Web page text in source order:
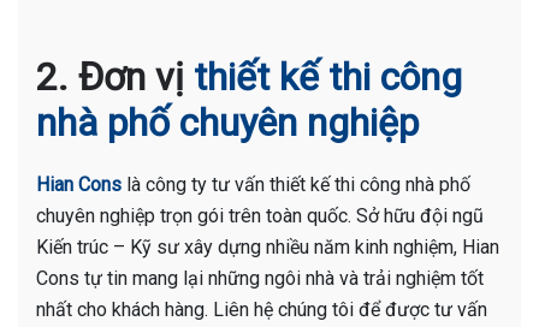
2. Đơn vị thiết kế thi công
nhà phố chuyên nghiệp
Hian Cons là công ty tư vấn thiết kế thi công nhà phố
chuyên nghiệp trọn gói trên toàn quốc. Sở hữu đội ngũ
Kiến trúc – Kỹ sư xây dựng nhiều năm kinh nghiệm, Hian
Cons tự tin mang lại những ngôi nhà và trải nghiệm tốt
nhất cho khách hàng. Liên hệ chúng tôi để được tư vấn